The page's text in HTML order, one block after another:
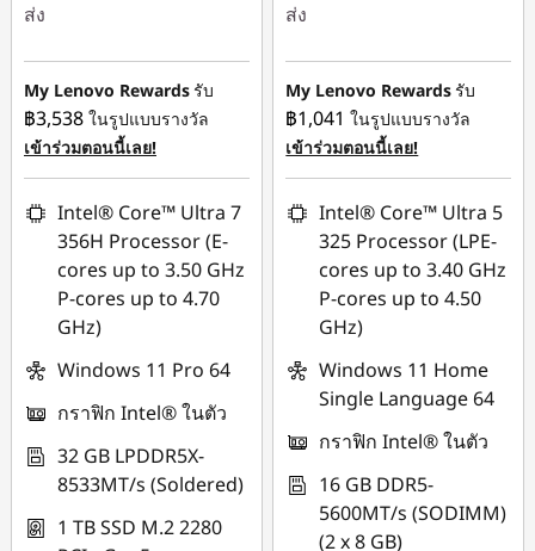
ส่ง
ประหยัดทันที :-
฿6,229.00
การประหยัด eCoupon
:-฿2,575.42
ใช้ eCoupon :
88SALETH
My Lenovo Rewardsรับ
฿3,538 ในรูปแบบรางวัล
เข้าร่วมตอนนี้เลย!
Intel® Core™ Ultra 7
356H Processor (E-
cores up to 3.50 GHz
P-cores up to 4.70
GHz)
Windows 11 Pro 64
กราฟิก Intel® ในตัว
32 GB LPDDR5X-
8533MT/s (Soldered)
1 TB SSD M.2 2280
ส่ง
ประหยัดทันที :-
฿11,857.00
ใช้ eCoupon :
88SALETH
My Lenovo Rewardsรับ
฿1,041 ในรูปแบบรางวัล
เข้าร่วมตอนนี้เลย!
Intel® Core™ Ultra 5
325 Processor (LPE-
cores up to 3.40 GHz
P-cores up to 4.50
GHz)
Windows 11 Home
Single Language 64
กราฟิก Intel® ในตัว
16 GB DDR5-
5600MT/s (SODIMM)
(2 x 8 GB)